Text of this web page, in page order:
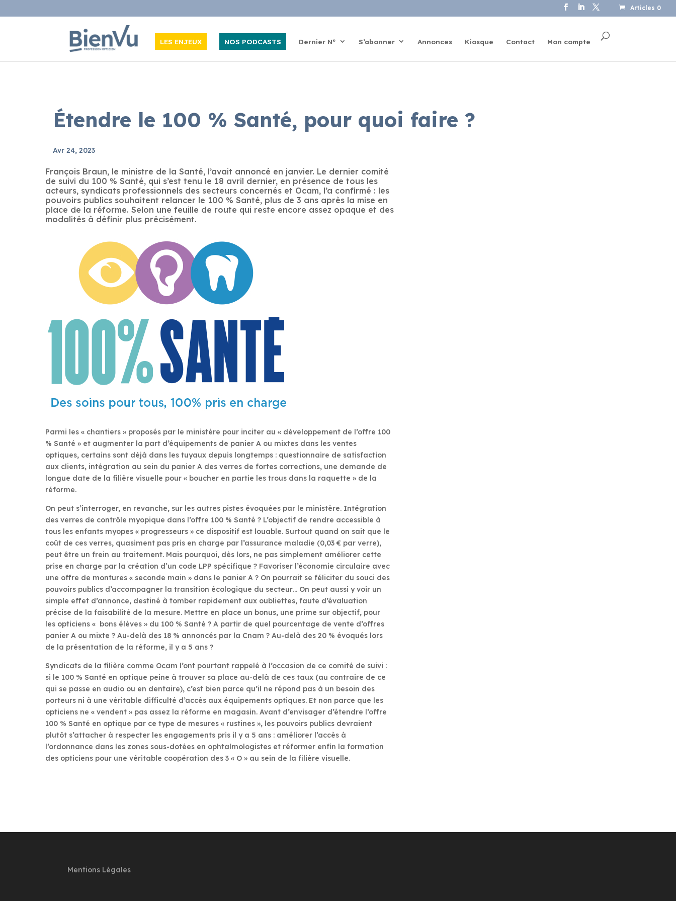
Articles 0
LES ENJEUX NOS PODCASTS Dernier N° S’abonner Annonces Kiosque Contact Mon compte
Étendre le 100 % Santé, pour quoi faire ?
Avr 24, 2023
François Braun, le ministre de la Santé, l’avait annoncé en janvier. Le dernier comité
de suivi du 100 % Santé, qui s’est tenu le 18 avril dernier, en présence de tous les
acteurs, syndicats professionnels des secteurs concernés et Ocam, l’a confirmé : les
pouvoirs publics souhaitent relancer le 100 % Santé, plus de 3 ans après la mise en
place de la réforme. Selon une feuille de route qui reste encore assez opaque et des
modalités à définir plus précisément.
Parmi les « chantiers » proposés par le ministère pour inciter au « développement de l’offre 100
% Santé » et augmenter la part d’équipements de panier A ou mixtes dans les ventes
optiques, certains sont déjà dans les tuyaux depuis longtemps : questionnaire de satisfaction
aux clients, intégration au sein du panier A des verres de fortes corrections, une demande de
longue date de la filière visuelle pour « boucher en partie les trous dans la raquette » de la
réforme.
On peut s’interroger, en revanche, sur les autres pistes évoquées par le ministère. Intégration
des verres de contrôle myopique dans l’offre 100 % Santé ? L’objectif de rendre accessible à
tous les enfants myopes « progresseurs » ce dispositif est louable. Surtout quand on sait que le
coût de ces verres, quasiment pas pris en charge par l’assurance maladie (0,03 € par verre),
peut être un frein au traitement. Mais pourquoi, dès lors, ne pas simplement améliorer cette
prise en charge par la création d’un code LPP spécifique ? Favoriser l’économie circulaire avec
une offre de montures « seconde main » dans le panier A ? On pourrait se féliciter du souci des
pouvoirs publics d’accompagner la transition écologique du secteur… On peut aussi y voir un
simple effet d’annonce, destiné à tomber rapidement aux oubliettes, faute d’évaluation
précise de la faisabilité de la mesure. Mettre en place un bonus, une prime sur objectif, pour
les opticiens « bons élèves » du 100 % Santé ? A partir de quel pourcentage de vente d’offres
panier A ou mixte ? Au-delà des 18 % annoncés par la Cnam ? Au-delà des 20 % évoqués lors
de la présentation de la réforme, il y a 5 ans ?
Syndicats de la filière comme Ocam l’ont pourtant rappelé à l’occasion de ce comité de suivi :
si le 100 % Santé en optique peine à trouver sa place au-delà de ces taux (au contraire de ce
qui se passe en audio ou en dentaire), c’est bien parce qu’il ne répond pas à un besoin des
porteurs ni à une véritable difficulté d’accès aux équipements optiques. Et non parce que les
opticiens ne « vendent » pas assez la réforme en magasin. Avant d’envisager d’étendre l’offre
100 % Santé en optique par ce type de mesures « rustines », les pouvoirs publics devraient
plutôt s’attacher à respecter les engagements pris il y a 5 ans : améliorer l’accès à
l’ordonnance dans les zones sous-dotées en ophtalmologistes et réformer enfin la formation
des opticiens pour une véritable coopération des 3 « O » au sein de la filière visuelle.
Mentions Légales